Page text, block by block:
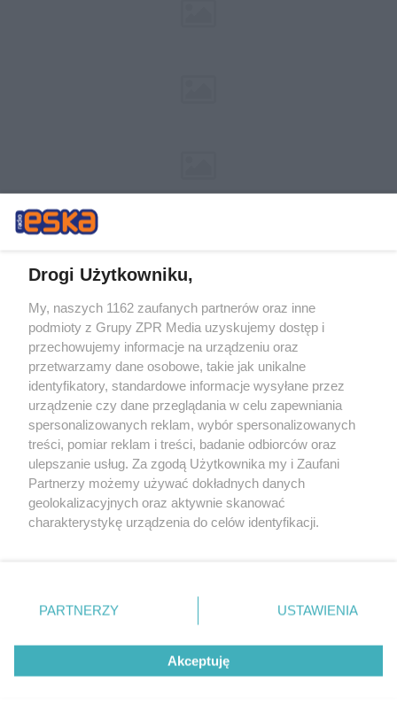
Żaden utwór zamieszczony w serwisie nie może być powielany i
rozpowszechniany lub dalej rozpowszechniany w jakikolwiek sposób (w
tym także elektroniczny lub mechaniczny) na jakimkolwiek polu
eksploatacji w jakiejkolwiek formie, włącznie z umieszczaniem w
Internecie bez pisemnej zgody właściciela praw. Jakiekolwiek użycie lub
wykorzystanie utworów w całości lub w części z naruszeniem prawa,
tzn. bez właściwej zgody, jest zabronione pod groźbą kary i może być
ścigane prawnie.
© 2026 Grupa ZPR Media
Drogi Użytkowniku,
My, naszych 1162 zaufanych partnerów oraz inne
podmioty z Grupy ZPR Media uzyskujemy dostęp i
przechowujemy informacje na urządzeniu oraz
przetwarzamy dane osobowe, takie jak unikalne
identyfikatory, standardowe informacje wysyłane przez
urządzenie czy dane przeglądania w celu zapewniania
spersonalizowanych reklam, wybór spersonalizowanych
treści, pomiar reklam i treści, badanie odbiorców oraz
ulepszanie usług. Za zgodą Użytkownika my i Zaufani
Partnerzy możemy używać dokładnych danych
geolokalizacyjnych oraz aktywnie skanować
charakterystykę urządzenia do celów identyfikacji.
zmienić/wycofać klikając przycisk ustawień prywatności
znajdujący się w lewym dolnym rogu strony
rodzaje przetwarzania danych nie wymagają zgody
użytkownika, ale masz prawo sprzeciwić się takiemu
przetwarzaniu. Preferencje będą miały zastosowanie tylko
PARTNERZY USTAWIENIA
Akceptuję